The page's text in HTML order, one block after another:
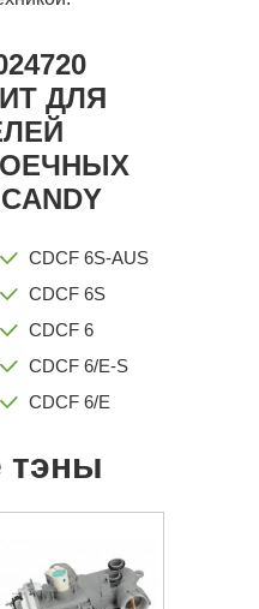
ДЛЯ
CDCF 6S-AUS
CDCF 6S
CDCF 6
CDCF 6/E-S
CDCF 6/E
тэны